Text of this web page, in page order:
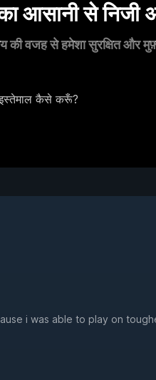
आसानी से निजी
वजह से हमेशा सुरक्षित और
कैसे करूँ?
i was able to play on